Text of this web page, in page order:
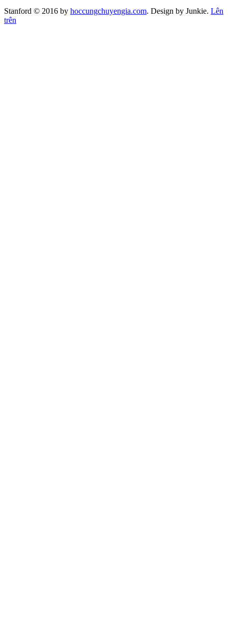
Stanford © 2016 by hoccungchuyengia.com. Design by Junkie. Lên
trên